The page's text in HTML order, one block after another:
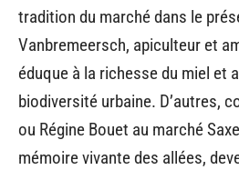
tradition du marché dans le
Vanbremeersch, apiculteur et
éduque à la richesse du miel et
biodiversité urbaine. D’autres,
ou Régine Bouet au marché
mémoire vivante des allées,